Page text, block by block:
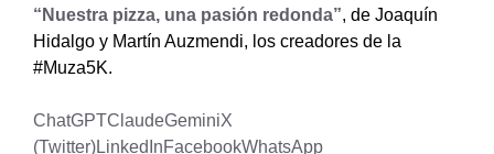
“Nuestra pizza, una pasión redonda”, de Joaquín
Hidalgo y Martín Auzmendi, los creadores de la
#Muza5K.
ChatGPTClaudeGeminiX
(Twitter)LinkedInFacebookWhatsApp